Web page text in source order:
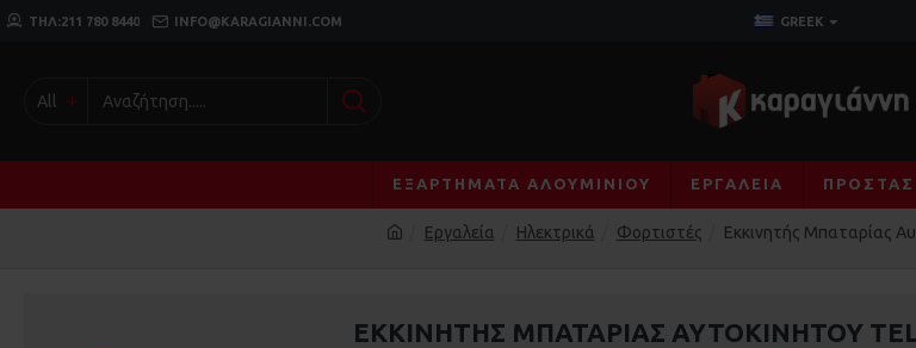
ΤΗΛ:211 780 8440 INFO@KARAGIANNI.COM GREEK
All
ΕΞΑΡΤΉΜΑΤΑ ΑΛΟΥΜΙΝΊΟΥ ΕΡΓΑΛΕΊΑ
Εργαλεία Ηλεκτρικά Φορτιστές Εκκινητής Μπαταρίας
ΕΚΚΙΝΗΤΉΣ ΜΠΑΤΑΡΊΑΣ ΑΥΤΟΚΙΝΉΤΟΥ